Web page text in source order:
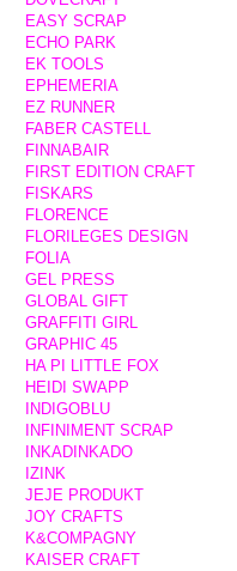
EASY SCRAP
ECHO PARK
EK TOOLS
EPHEMERIA
EZ RUNNER
FABER CASTELL
FINNABAIR
FIRST EDITION CRAFT
FISKARS
FLORENCE
FLORILEGES DESIGN
FOLIA
GEL PRESS
GLOBAL GIFT
GRAFFITI GIRL
GRAPHIC 45
HA PI LITTLE FOX
HEIDI SWAPP
INDIGOBLU
INFINIMENT SCRAP
INKADINKADO
IZINK
JEJE PRODUKT
JOY CRAFTS
K&COMPAGNY
KAISER CRAFT